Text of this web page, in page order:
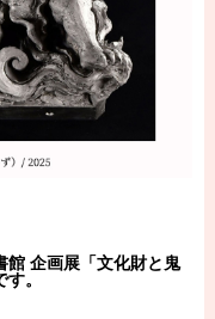
館 企画展「文化財と鬼
。